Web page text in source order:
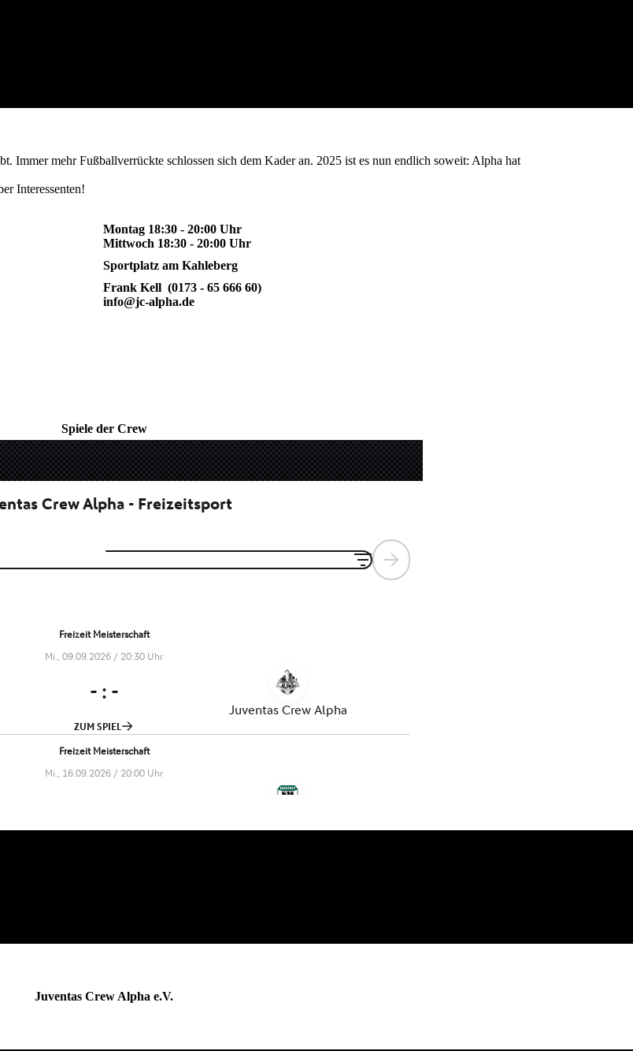
Immer mehr Fußballverrückte schlossen sich dem Kader an. 2025 ist es nun endlich soweit: Alpha hat
Interessenten!
Montag 18:30 - 20:00 Uhr
Mittwoch 18:30 - 20:00 Uhr
Sportplatz am Kahleberg
Frank Kell (0173 - 65 666 60)
info@jc-alpha.de
Spiele der Crew
Juventas Crew Alpha e.V.